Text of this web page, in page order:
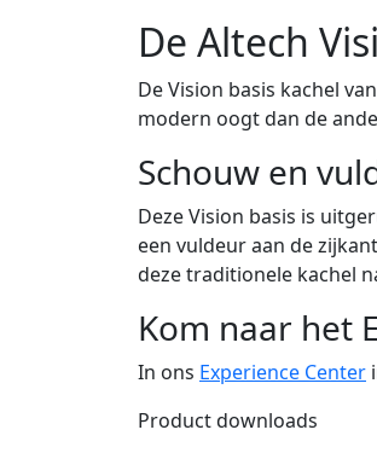
De Altech
De Vision basis kachel van
modern oogt dan de
Schouw en
Deze Vision basis is
een vuldeur aan de
deze traditionele kachel
Kom naar het
In ons Experience Center
Product downloads